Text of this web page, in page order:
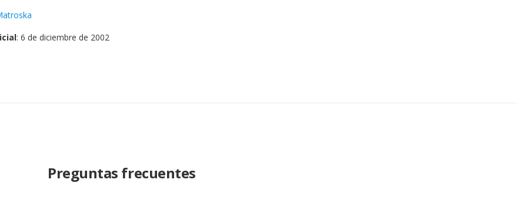
: 6 de diciembre de 2002
Preguntas frecuentes